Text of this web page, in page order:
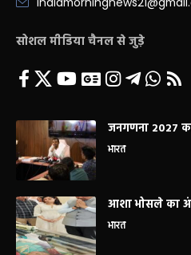
सोशल मीडिया चैनल से जुड़े
जनगणना 2027
भारत
आशा भोसले का
भारत